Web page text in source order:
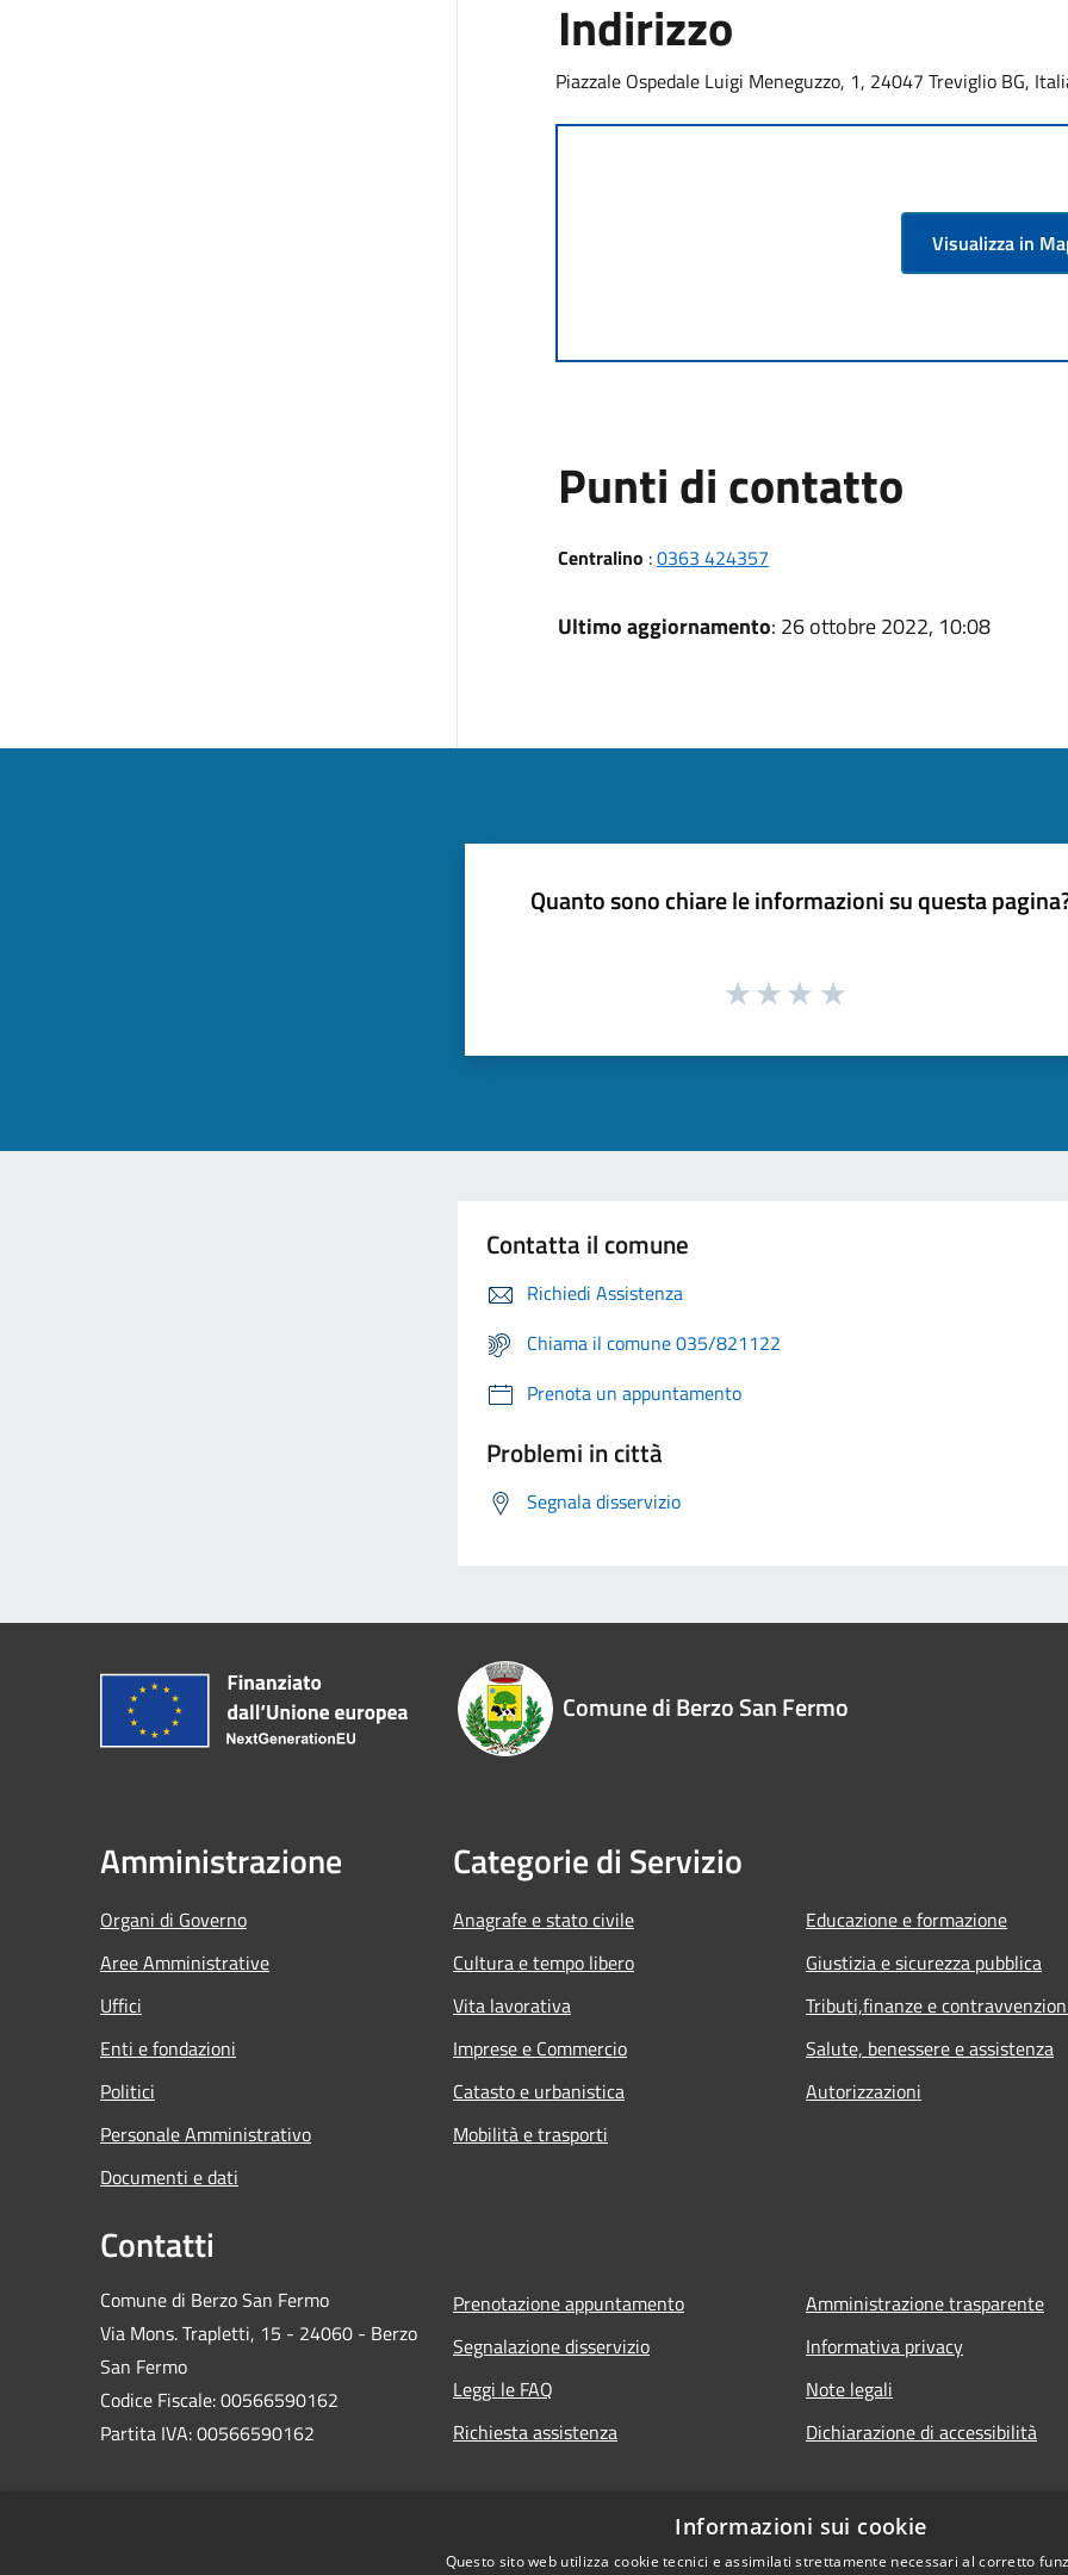
Indirizzo
Piazzale Ospedale Luigi Meneguzzo, 1, 24047 Treviglio BG,
Visualizza in
Punti di contatto
Centralino :0363 424357
Ultimo aggiornamento: 26 ottobre 2022, 10:08
Quanto sono chiare le informazioni su questa
Contatta il comune
Richiedi Assistenza
Chiama il comune 035/821122
Prenota un appuntamento
Problemi in città
Segnala disservizio
Comune di Berzo San Fermo
Amministrazione
Organi di Governo
Aree Amministrative
Uffici
Enti e fondazioni
Politici
Personale Amministrativo
Documenti e dati
Categorie di Servizio
Anagrafe e stato civile
Cultura e tempo libero
Vita lavorativa
Imprese e Commercio
Catasto e urbanistica
Mobilità e trasporti
Educazione e formazione
Giustizia e sicurezza pubblica
Tributi,finanze e
Salute, benessere e assistenza
Autorizzazioni
Contatti
Comune di Berzo San Fermo
Via Mons. Trapletti, 15 - 24060 - Berzo
San Fermo
Codice Fiscale: 00566590162
Partita IVA: 00566590162
Prenotazione appuntamento
Segnalazione disservizio
Leggi le FAQ
Richiesta assistenza
Amministrazione trasparente
Informativa privacy
Note legali
Dichiarazione di accessibilità
Informazioni sui cookie
Questo sito web utilizza cookie tecnici e assimilati strettamente necessari al corretto